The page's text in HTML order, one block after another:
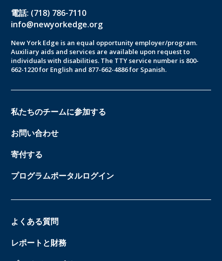
電話: (718) 786-7110
info@newyorkedge.org
New York Edge is an equal opportunity employer/program.
Auxiliary aids and services are available upon request to
individuals with disabilities. The TTY service number is 800-
662-1220 for English and 877-662-4886 for Spanish.
私たちのチームに参加する
お問い合わせ
寄付する
プログラムポータルログイン
よくある質問
レポートと財務